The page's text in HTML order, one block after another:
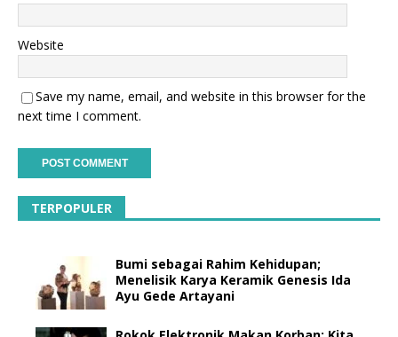
Website
Save my name, email, and website in this browser for the
next time I comment.
TERPOPULER
Bumi sebagai Rahim Kehidupan;
Menelisik Karya Keramik Genesis Ida
Ayu Gede Artayani